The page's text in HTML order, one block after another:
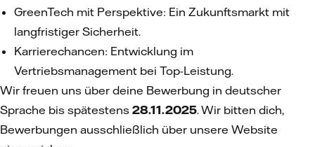
GreenTech mit Perspektive: Ein Zukunftsmarkt mit
langfristiger Sicherheit.
Karrierechancen: Entwicklung im
Vertriebsmanagement bei Top-Leistung.
Wir freuen uns über deine Bewerbung in deutscher
Sprache bis spätestens 28.11.2025. Wir bitten dich,
Bewerbungen ausschließlich über unsere Website